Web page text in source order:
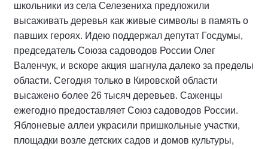
школьники из села Селезениха предложили
высаживать деревья как живые символы в память о
павших героях. Идею поддержал депутат Госдумы,
председатель Союза садоводов России Олег
Валенчук, и вскоре акция шагнула далеко за пределы
области. Сегодня только в Кировской области
высажено более 26 тысяч деревьев. Саженцы
ежегодно предоставляет Союз садоводов России.
Яблоневые аллеи украсили пришкольные участки,
площадки возле детских садов и домов культуры,